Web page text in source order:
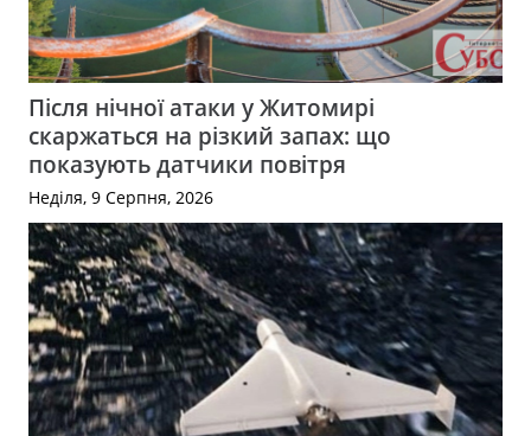
Після нічної атаки у Житомирі
скаржаться на різкий запах: що
показують датчики повітря
Неділя, 9 Серпня, 2026